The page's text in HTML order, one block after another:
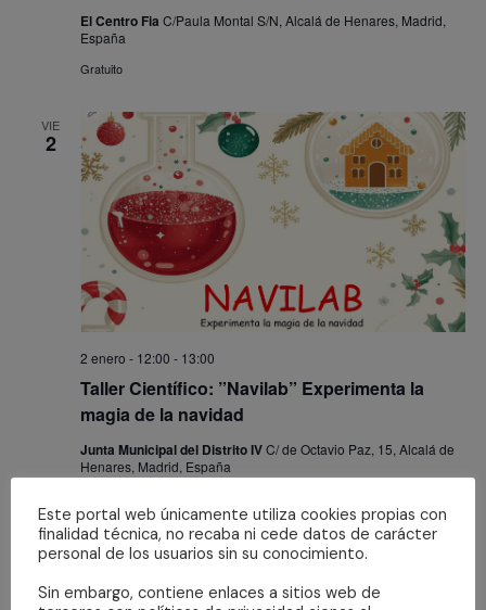
El Centro Fia C/Paula Montal S/N, Alcalá de Henares, Madrid,
España
Gratuito
VIE
2
Taller Científico: ”Navilab” Experimenta la
magia de la navidad
2 enero - 12:00 - 13:00
Junta Municipal del Distrito IVC/ de Octavio Paz, 15, Alcalá de
Henares, Madrid, España
VIE
Este portal web únicamente utiliza cookies propias con
finalidad técnica, no recaba ni cede datos de carácter
personal de los usuarios sin su conocimiento.
Sin embargo, contiene enlaces a sitios web de